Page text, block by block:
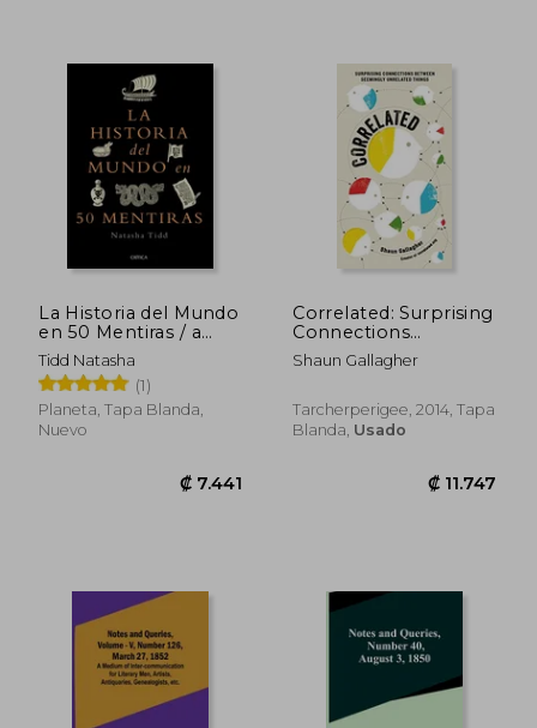
La Historia del Mundo
en 50 Mentiras / a
Short History of the
World in 50 Lies
Tidd Natasha
(1)
Planeta, Tapa Blanda,
Nuevo
Correlated: Surprising
Connections
Between Seemingly
Unrelated Things (en
Shaun Gallagher
Tarcherperigee, 2014, Tapa
Blanda, Usado